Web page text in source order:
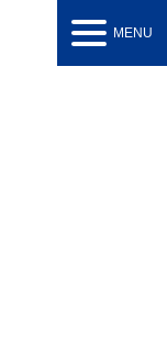
MENU